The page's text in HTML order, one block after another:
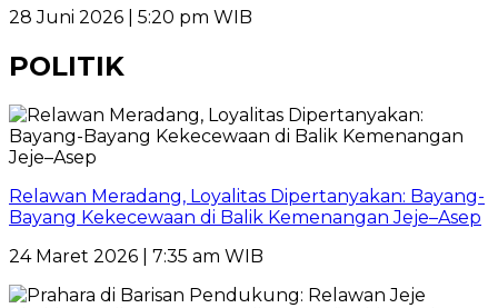
28 Juni 2026 | 5:20 pm WIB
POLITIK
Relawan Meradang, Loyalitas Dipertanyakan: Bayang-
Bayang Kekecewaan di Balik Kemenangan Jeje–Asep
24 Maret 2026 | 7:35 am WIB